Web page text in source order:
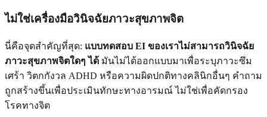
ไม่ใช่เครื่องมือวินิจฉัยภาวะสุขภาพจิต
นี่คือจุดสำคัญที่สุด: แบบทดสอบ EI ของเราไม่สามารถวินิจฉัย
ภาวะสุขภาพจิตใดๆ ได้ มันไม่ได้ออกแบบมาเพื่อระบุภาวะซึม
เศร้า วิตกกังวล ADHD หรือความผิดปกติทางคลินิกอื่นๆ คำถาม
ถูกสร้างขึ้นเพื่อประเมินทักษะทางอารมณ์ ไม่ใช่เพื่อคัดกรอง
โรคทางจิต